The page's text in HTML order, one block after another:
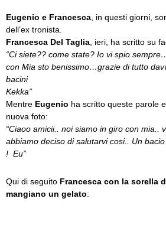
Eugenio e Francesca , in questi giorni,
dell’ex tronista.
Francesca Del Taglia , ieri, ha scritto su
“Ci siete?? come state? Io vi spio
con Mia sto benissimo…grazie di tutto
bacini
Kekka”
Mentre Eugenio ha scritto queste parole
nuova foto:
“Ciaoo amicii.. noi siamo in giro con mia..
abbiamo deciso di salutarvi cosi.. Un bacio
! Eu”
Qui di seguito Francesca con la sorella
mangiano un gelato: